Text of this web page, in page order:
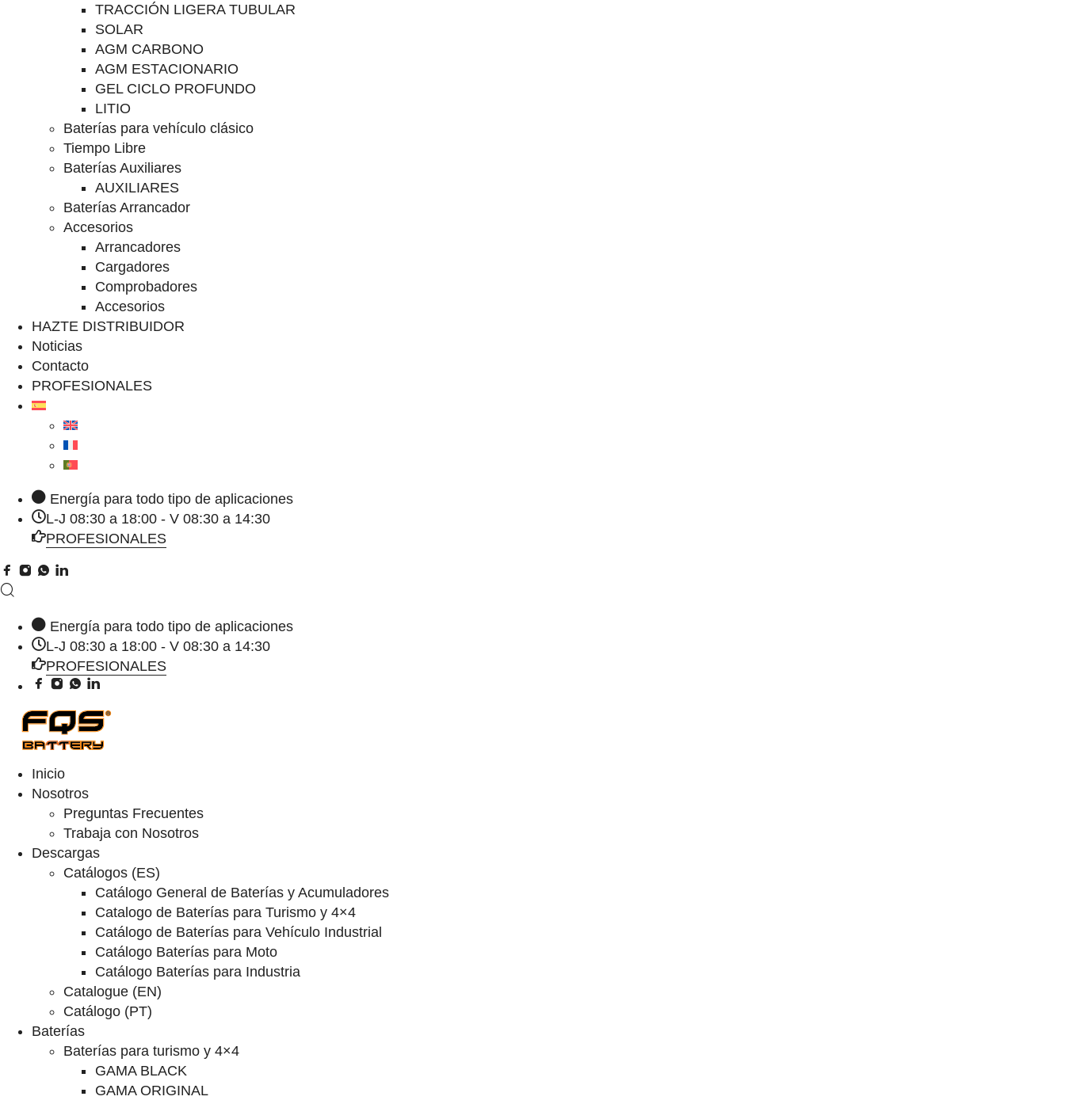
TRACCIÓN LIGERA TUBULAR
SOLAR
AGM CARBONO
AGM ESTACIONARIO
GEL CICLO PROFUNDO
LITIO
Baterías para vehículo clásico
Tiempo Libre
Baterías Auxiliares
AUXILIARES
Baterías Arrancador
Accesorios
Arrancadores
Cargadores
Comprobadores
Accesorios
HAZTE DISTRIBUIDOR
Noticias
Contacto
PROFESIONALES
Energía para todo tipo de aplicaciones
L-J 08:30 a 18:00 - V 08:30 a 14:30
PROFESIONALES
Energía para todo tipo de aplicaciones
L-J 08:30 a 18:00 - V 08:30 a 14:30
PROFESIONALES
Inicio
Nosotros
Preguntas Frecuentes
Trabaja con Nosotros
Descargas
Catálogos (ES)
Catálogo General de Baterías y Acumuladores
Catalogo de Baterías para Turismo y 4×4
Catálogo de Baterías para Vehículo Industrial
Catálogo Baterías para Moto
Catálogo Baterías para Industria
Catalogue (EN)
Catálogo (PT)
Baterías
Baterías para turismo y 4×4
GAMA BLACK
GAMA ORIGINAL